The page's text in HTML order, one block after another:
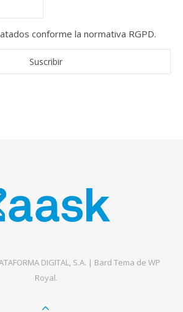
conforme la normativa RGPD.
DIGITAL, S.A. | Bard Tema de WP
Royal.